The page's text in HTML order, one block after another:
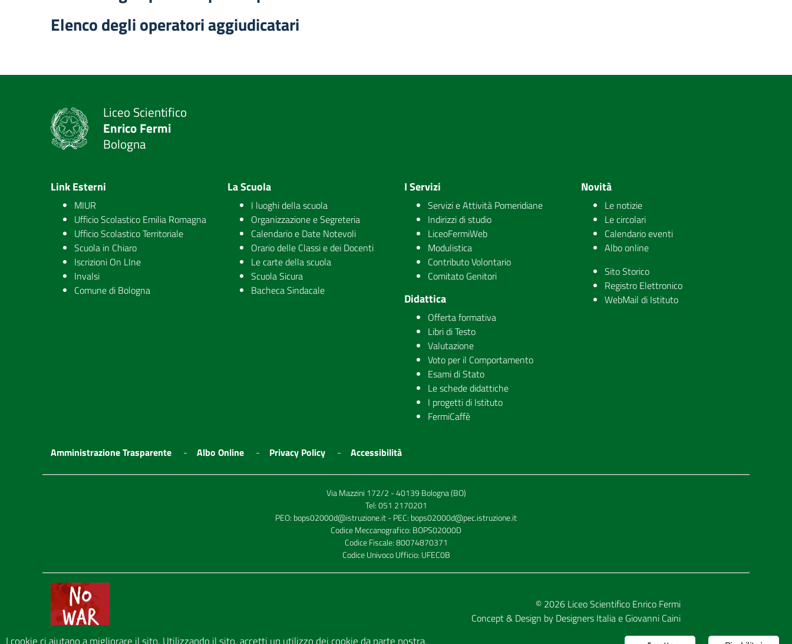
Elenco degli operatori aggiudicatari
Liceo Scientifico
Enrico Fermi
Bologna
Link Esterni
MIUR
Ufficio Scolastico Emilia Romagna
Ufficio Scolastico Territoriale
Scuola in Chiaro
Iscrizioni On LIne
Invalsi
Comune di Bologna
La Scuola
I luoghi della scuola
Organizzazione e Segreteria
Calendario e Date Notevoli
Orario delle Classi e dei Docenti
Le carte della scuola
Scuola Sicura
Bacheca Sindacale
I Servizi
Servizi e Attività Pomeridiane
Indirizzi di studio
LiceoFermiWeb
Modulistica
Contributo Volontario
Comitato Genitori
Didattica
Offerta formativa
Libri di Testo
Valutazione
Voto per il Comportamento
Esami di Stato
Le schede didattiche
I progetti di Istituto
FermiCaffè
Novità
Le notizie
Le circolari
Calendario eventi
Albo online
Sito Storico
Registro Elettronico
WebMail di Istituto
Amministrazione Trasparente Albo Online Privacy Policy Accessibilità
Via Mazzini 172/2 - 40139 Bologna (BO)
Tel:051 2170201
PEO: bops02000d@istruzione.it- PEC: bops02000d@pec.istruzione.it
Codice Meccanografico: BOPS02000D
Codice Fiscale: 80074870371
Codice Univoco Ufficio: UFEC0B
© 2026 Liceo Scientifico Enrico Fermi
Concept & Design by Designers Italiae Giovanni Caini
I cookie ci aiutano a migliorare il sito. Utilizzando il sito, accetti un utilizzo dei cookie da parte nostra.